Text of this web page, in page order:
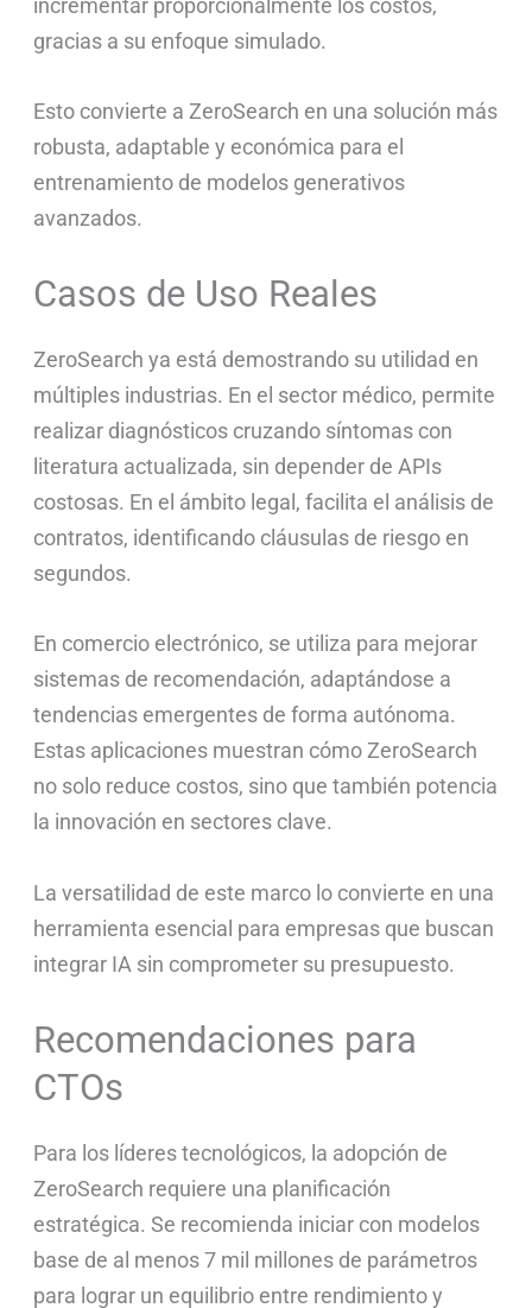
incrementar proporcionalmente los costos,
gracias a su enfoque simulado.
Esto convierte a ZeroSearch en una solución más
robusta, adaptable y económica para el
entrenamiento de modelos generativos
avanzados.
Casos de Uso Reales
ZeroSearch ya está demostrando su utilidad en
múltiples industrias. En el sector médico, permite
realizar diagnósticos cruzando síntomas con
literatura actualizada, sin depender de APIs
costosas. En el ámbito legal, facilita el análisis de
contratos, identificando cláusulas de riesgo en
segundos.
En comercio electrónico, se utiliza para mejorar
sistemas de recomendación, adaptándose a
tendencias emergentes de forma autónoma.
Estas aplicaciones muestran cómo ZeroSearch
no solo reduce costos, sino que también potencia
la innovación en sectores clave.
La versatilidad de este marco lo convierte en una
herramienta esencial para empresas que buscan
integrar IA sin comprometer su presupuesto.
Recomendaciones para
CTOs
Para los líderes tecnológicos, la adopción de
ZeroSearch requiere una planificación
estratégica. Se recomienda iniciar con modelos
base de al menos 7 mil millones de parámetros
para lograr un equilibrio entre rendimiento y